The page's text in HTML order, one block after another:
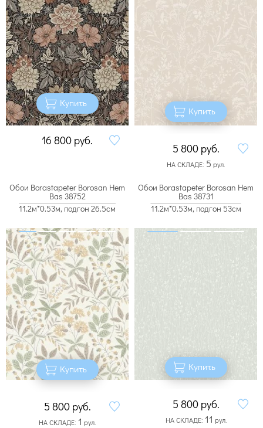
Купить
16 800 руб.
Купить
5 800 руб.
НА СКЛАДЕ: 5 рул.
Обои Borastapeter Borosan Hem
Bas 38752
11.2м*0.53м, подгон 26.5см
Купить
5 800 руб.
НА СКЛАДЕ: 1 рул.
Обои Borastapeter Borosan Hem
Bas 38731
11.2м*0.53м, подгон 53см
Купить
5 800 руб.
НА СКЛАДЕ: 11 рул.